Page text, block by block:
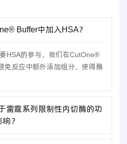
Buffer中加入HSA？
HSA的参与，我们在CutOne®
免反应中额外添加组分，使得酶
雷霆系列限制性内切酶的功
？